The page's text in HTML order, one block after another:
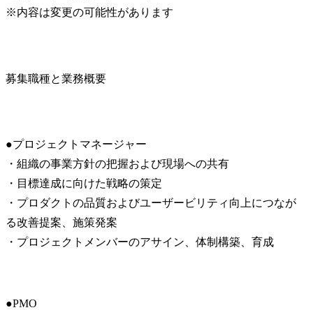
※内容は変更の可能性があります
募集職種と業務概要
●プロジェクトマネージャー
・組織の事業方針の把握および現場への共有
・目標達成に向けた戦略の策定
・プロダクトの品質およびユーザービリティ向上につなが
る改善提案、施策発案
・プロジェクトメンバーのアサイン、体制構築、育成
●PMO